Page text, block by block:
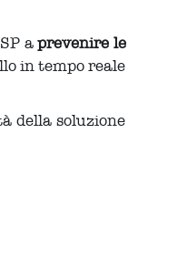
aprevenire le
in tempo reale
della soluzione